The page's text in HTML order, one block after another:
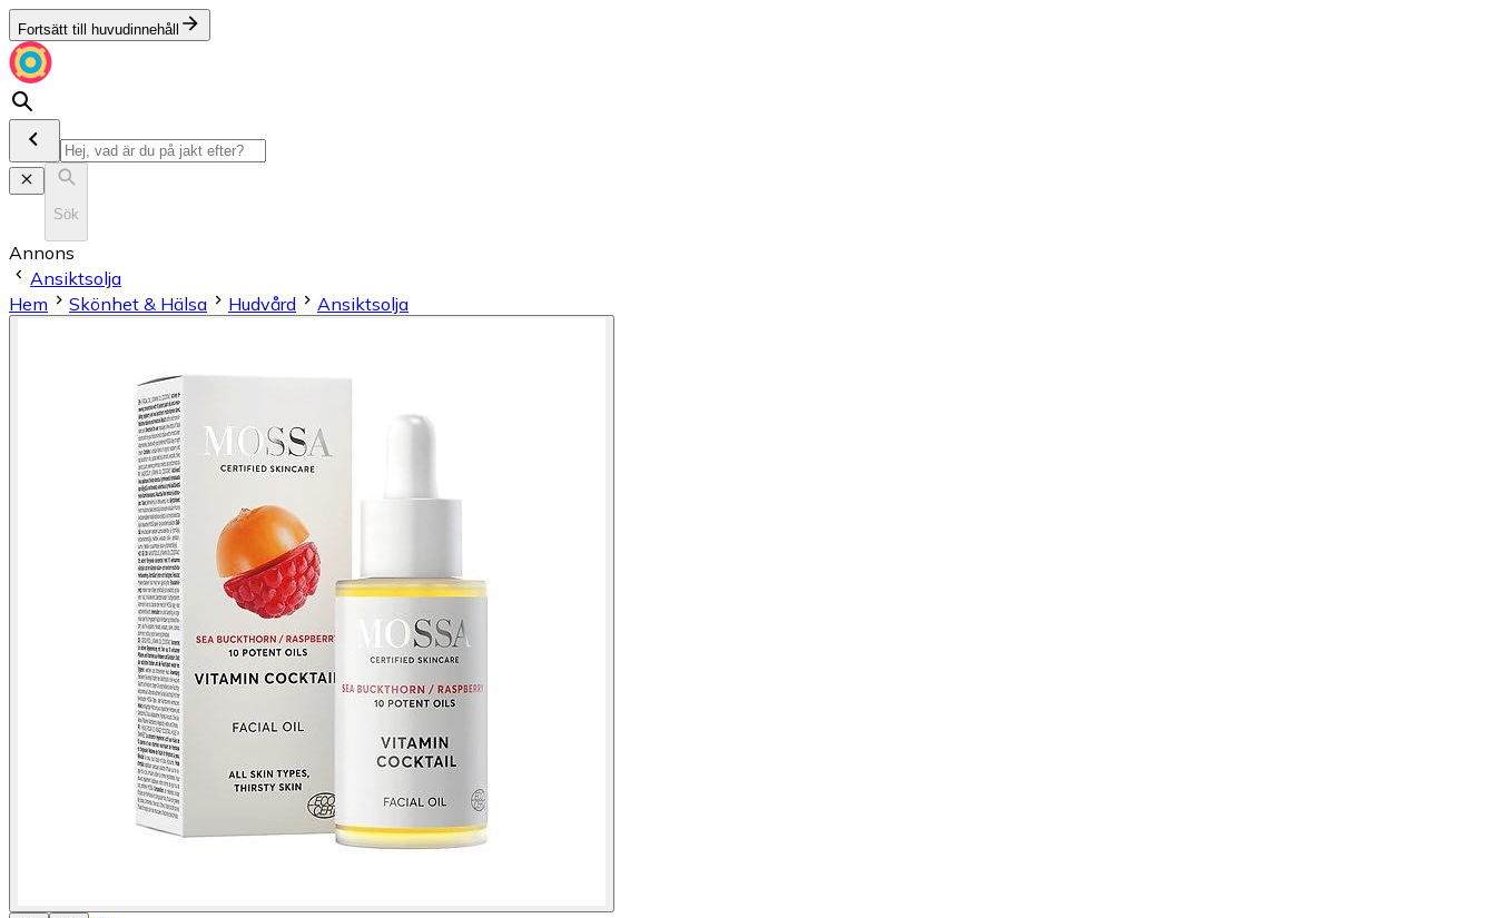
Fortsätt till huvudinnehåll
Sök
Annons
Ansiktsolja
Hem
Skönhet & Hälsa Hudvård Ansiktsolja